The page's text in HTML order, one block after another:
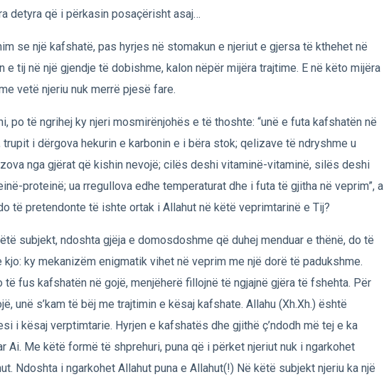
detyra që i përkasin posaçërisht asaj…
se një kafshatë, pas hyrjes në stomakun e njeriut e gjersa të kthehet në
e tij në një gjendje të dobishme, kalon nëpër mijëra trajtime. E në këto mijëra
vetë njeriu nuk merrë pjesë fare.
po të ngrihej ky njeri mosmirënjohës e të thoshte: “unë e futa kafshatën në
trupit i dërgova hekurin e karbonin e i bëra stok; qelizave të ndryshme u
nga gjërat që kishin nevojë; cilës deshi vitaminë-vitaminë, silës deshi
proteinë; ua rregullova edhe temperaturat dhe i futa të gjitha në veprim”, a
të pretendonte të ishte ortak i Allahut në këtë veprimtarinë e Tij?
subjekt, ndoshta gjëja e domosdoshme që duhej menduar e thënë, do të
kjo: ky mekanizëm enigmatik vihet në veprim me një dorë të padukshme.
të fus kafshatën në gojë, menjëherë fillojnë të ngjajnë gjëra të fshehta. Për
unë s’kam të bëj me trajtimin e kësaj kafshate. Allahu (Xh.Xh.) është
i kësaj verptimtarie. Hyrjen e kafshatës dhe gjithë ç’ndodh më tej e ka
Ai. Me këtë formë të shprehuri, puna që i përket njeriut nuk i ngarkohet
Ndoshta i ngarkohet Allahut puna e Allahut(!) Në këtë subjekt njeriu ka një